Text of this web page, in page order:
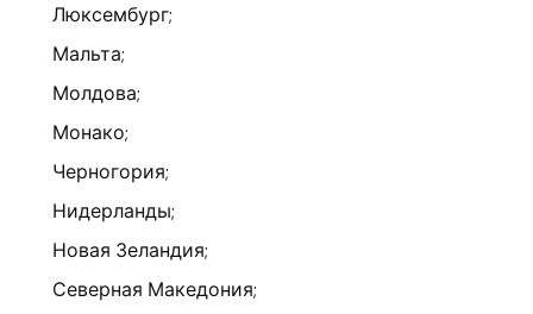
Люксембург;
Мальта;
Молдова;
Монако;
Черногория;
Нидерланды;
Новая Зеландия;
Северная Македония;